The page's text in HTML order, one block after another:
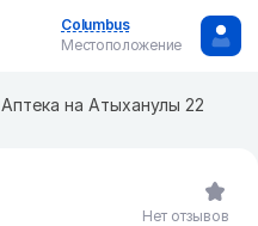
Columbus
Местоположение
Аптека на Атыханулы 22
Нет отзывов